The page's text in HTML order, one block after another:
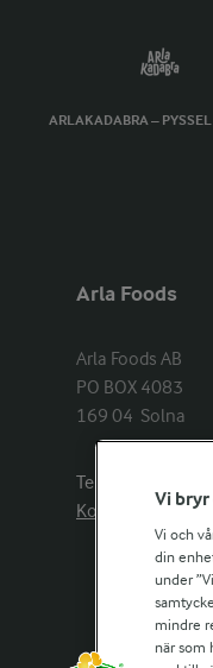
ARLAKADABRA –
Arla Foods
Arla Foods AB
PO BOX 4083
169 04  Solna
Telefon:
Kontakta oss
Vi
Vi och
din
under
mindre
när som